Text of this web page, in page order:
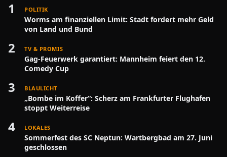
1 POLITIK
Worms am finanziellen Limit: Stadt fordert mehr Geld
von Land und Bund
2 TV & PROMIS
Gag-Feuerwerk garantiert: Mannheim feiert den 12.
Comedy Cup
3 BLAULICHT
„Bombe im Koffer“: Scherz am Frankfurter Flughafen
stoppt Weiterreise
4 LOKALES
Sommerfest des SC Neptun: Wartbergbad am 27. Juni
geschlossen